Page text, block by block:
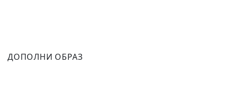
ДОПОЛНИ ОБРАЗ